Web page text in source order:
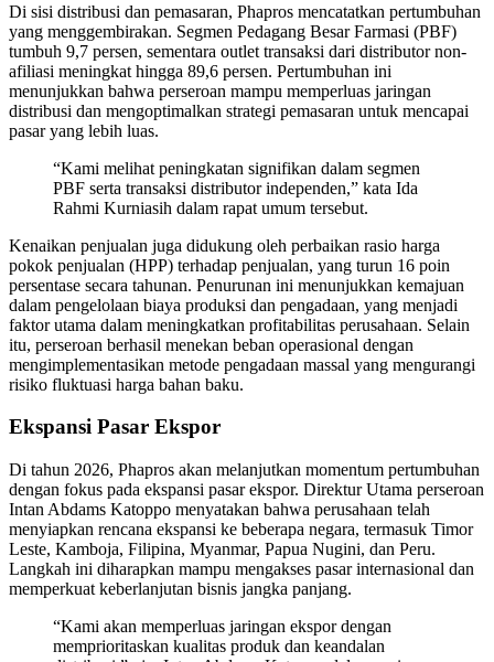
Di sisi distribusi dan pemasaran, Phapros mencatatkan pertumbuhan
yang menggembirakan. Segmen Pedagang Besar Farmasi (PBF)
tumbuh 9,7 persen, sementara outlet transaksi dari distributor non-
afiliasi meningkat hingga 89,6 persen. Pertumbuhan ini
menunjukkan bahwa perseroan mampu memperluas jaringan
distribusi dan mengoptimalkan strategi pemasaran untuk mencapai
pasar yang lebih luas.
“Kami melihat peningkatan signifikan dalam segmen
PBF serta transaksi distributor independen,” kata Ida
Rahmi Kurniasih dalam rapat umum tersebut.
Kenaikan penjualan juga didukung oleh perbaikan rasio harga
pokok penjualan (HPP) terhadap penjualan, yang turun 16 poin
persentase secara tahunan. Penurunan ini menunjukkan kemajuan
dalam pengelolaan biaya produksi dan pengadaan, yang menjadi
faktor utama dalam meningkatkan profitabilitas perusahaan. Selain
itu, perseroan berhasil menekan beban operasional dengan
mengimplementasikan metode pengadaan massal yang mengurangi
risiko fluktuasi harga bahan baku.
Ekspansi Pasar Ekspor
Di tahun 2026, Phapros akan melanjutkan momentum pertumbuhan
dengan fokus pada ekspansi pasar ekspor. Direktur Utama perseroan
Intan Abdams Katoppo menyatakan bahwa perusahaan telah
menyiapkan rencana ekspansi ke beberapa negara, termasuk Timor
Leste, Kamboja, Filipina, Myanmar, Papua Nugini, dan Peru.
Langkah ini diharapkan mampu mengakses pasar internasional dan
memperkuat keberlanjutan bisnis jangka panjang.
“Kami akan memperluas jaringan ekspor dengan
memprioritaskan kualitas produk dan keandalan